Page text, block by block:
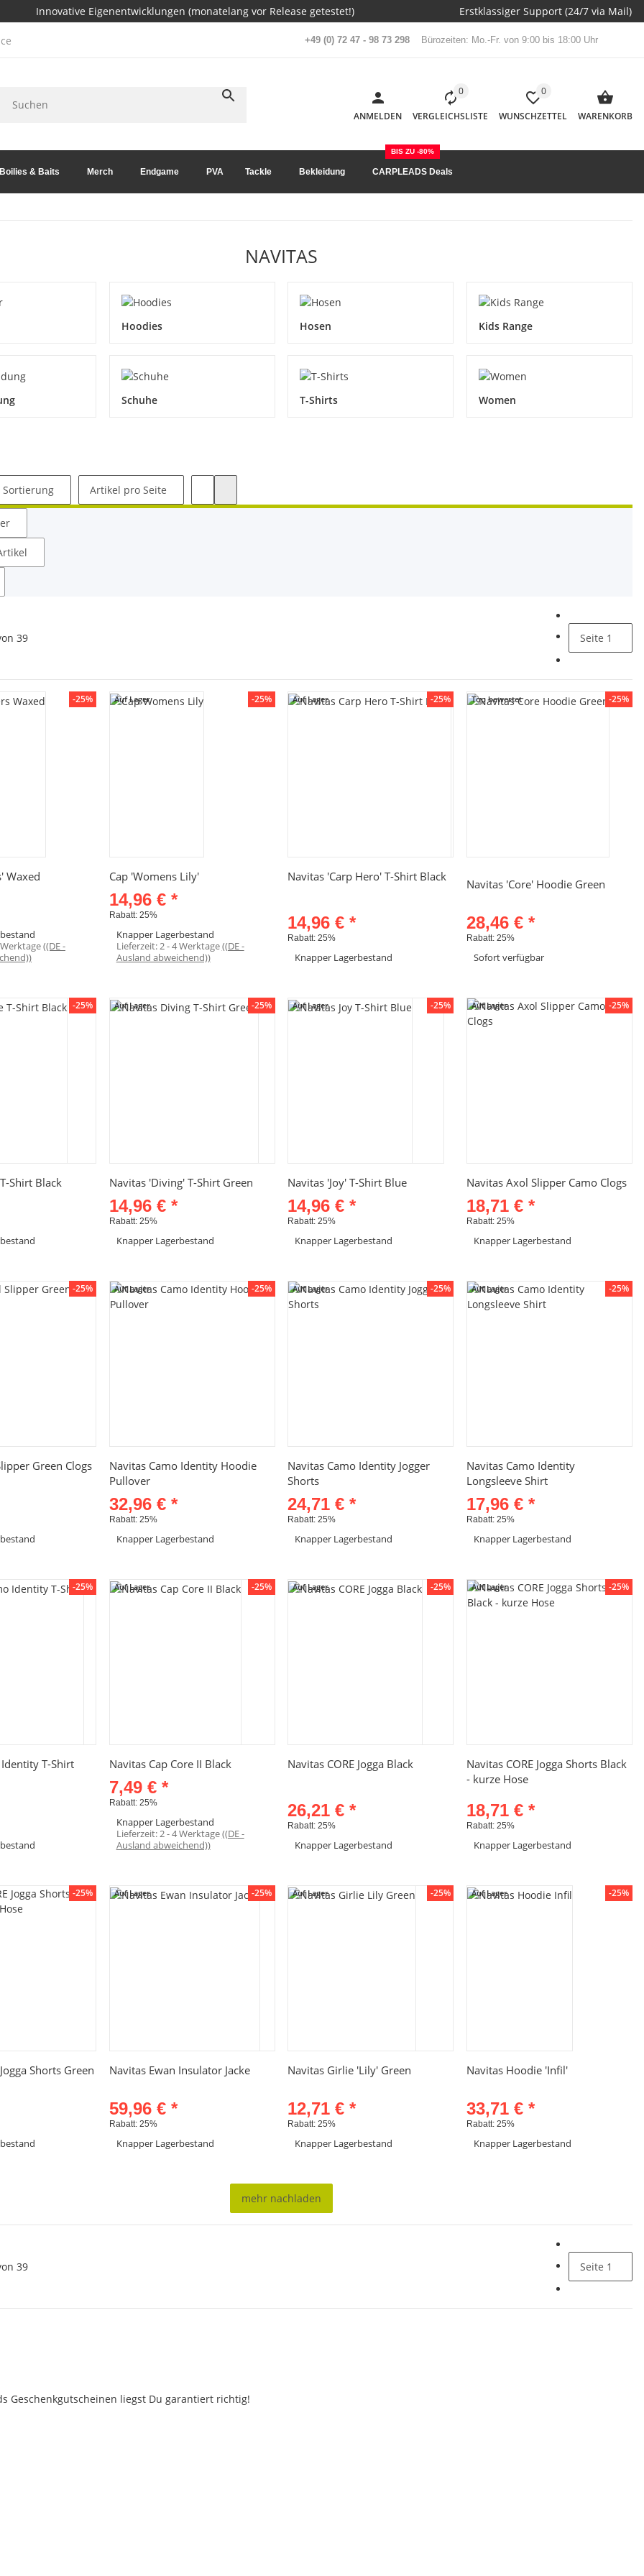
Innovative Eigenentwicklungen (monatelang vor Release getestet!) Erstklassiger Support (24/7 via Mail)
+49 (0) 72 47 - 98 73 298 Bürozeiten: Mo.-Fr. von 9:00 bis 18:00 Uhr
ANMELDEN
0
VERGLEICHSLISTE
0
WUNSCHZETTEL WARENKORB
Boilies & Baits Merch Endgame PVA Tackle Bekleidung CARPLEADS Deals
BIS ZU -80%
NAVITAS
Hoodies Hosen Kids Range
Schuhe T-Shirts Women
Sortierung Artikel pro Seite
39 Seite 1
-25%
Waxed
((DE -
Auf Lager -25%
Schnellkauf
Cap 'Womens Lily'
14,96 € *
Rabatt: 25%
Knapper Lagerbestand
Lieferzeit:2 - 4 Werktage((DE -
Ausland abweichend))
Auf Lager -25%
Schnellkauf
Navitas 'Carp Hero' T-Shirt Black
14,96 €*
Rabatt:25%
Knapper Lagerbestand
Top bewertet -25%
Navitas 'Core' Hoodie Green
28,46 € *
Rabatt: 25%
Sofort verfügbar
-25%
Shirt Black
Auf Lager -25%
Schnellkauf
Navitas 'Diving' T-Shirt Green
14,96 € *
Rabatt: 25%
Knapper Lagerbestand
Auf Lager -25%
Schnellkauf
Navitas 'Joy' T-Shirt Blue
14,96 €*
Rabatt:25%
Knapper Lagerbestand
Auf Lager -25%
Schnellkauf
Navitas Axol Slipper Camo Clogs
18,71 € *
Rabatt: 25%
Knapper Lagerbestand
-25%
Green Clogs
Auf Lager -25%
Schnellkauf
Navitas Camo Identity Hoodie
Pullover
32,96 € *
Rabatt: 25%
Knapper Lagerbestand
Auf Lager -25%
Schnellkauf
Navitas Camo Identity Jogger
Shorts
24,71 €*
Rabatt:25%
Knapper Lagerbestand
Auf Lager -25%
Schnellkauf
Navitas Camo Identity
Longsleeve Shirt
17,96 € *
Rabatt: 25%
Knapper Lagerbestand
-25%
T-Shirt
Auf Lager -25%
Schnellkauf
Navitas Cap Core II Black
7,49 € *
Rabatt: 25%
Knapper Lagerbestand
Lieferzeit:2 - 4 Werktage((DE -
Ausland abweichend))
Auf Lager -25%
Schnellkauf
Navitas CORE Jogga Black
26,21 €*
Rabatt:25%
Knapper Lagerbestand
Auf Lager -25%
Schnellkauf
Navitas CORE Jogga Shorts Black
- kurze Hose
18,71 € *
Rabatt: 25%
Knapper Lagerbestand
-25%
Shorts Green
Auf Lager -25%
Schnellkauf
Navitas Ewan Insulator Jacke
59,96 € *
Rabatt: 25%
Knapper Lagerbestand
Auf Lager -25%
Schnellkauf
Navitas Girlie 'Lily' Green
12,71 €*
Rabatt:25%
Knapper Lagerbestand
Auf Lager -25%
Schnellkauf
Navitas Hoodie 'Infil'
33,71 € *
Rabatt: 25%
Knapper Lagerbestand
mehr nachladen
39 Seite 1